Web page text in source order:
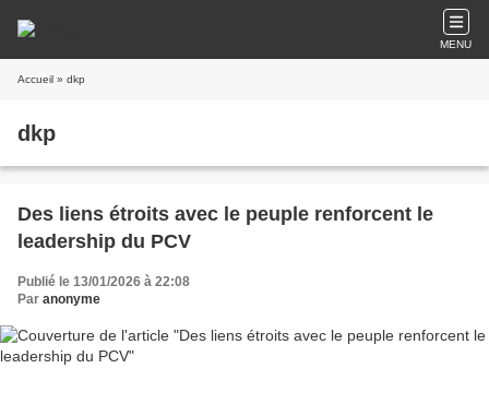
MENU
Accueil » dkp
dkp
Des liens étroits avec le peuple renforcent le
leadership du PCV
Publié le 13/01/2026 à 22:08
Par anonyme